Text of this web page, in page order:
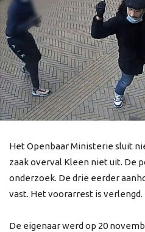
Het Openbaar Ministerie sluit
zaak overval Kleen niet uit. De
onderzoek. De drie eerder
vast. Het voorarrest is verlengd.
De eigenaar werd op 20